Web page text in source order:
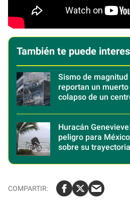
También te puede
Sismo de
reportan un
colapso de un
Huracán
peligro para
sobre su trayectoria